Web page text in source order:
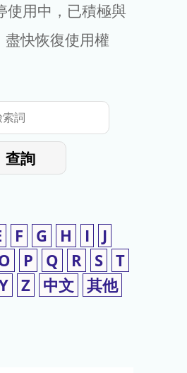
使用中，已積極與
盡快恢復使用權
查詢
F G H I
J
P Q R S T
Z 中文 其他